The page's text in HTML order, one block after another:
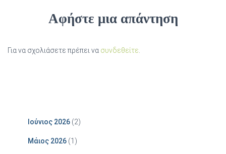
Αφήστε μια απάντηση
Για να σχολιάσετε πρέπει να συνδεθείτε.
Ιούνιος 2026 (2)
Μάιος 2026 (1)